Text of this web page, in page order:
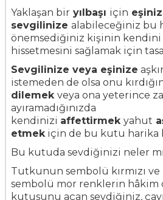
Yaklaşan bir yılbaşı için
sevgilinize alabileceğiniz bu
önemsediğiniz kişinin kendini
hissetmesini sağlamak için
Sevgilinize veya eşinize
istemeden de olsa onu
dilemek veya ona yeterince
ayıramadığınızda
kendinizi affettirmek yahut
etmekiçin de bu kutu harika
Bu kutuda sevdiğinizi neler
Tutkunun sembolü kırmızı
sembolü mor renklerin
kutusunu açan sevdiğiniz,